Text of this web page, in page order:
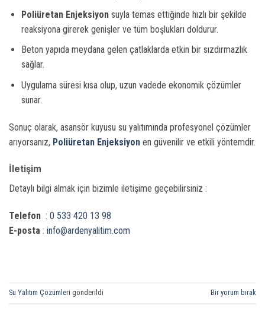
Poliüretan Enjeksiyonsuyla temas ettiğinde hızlı bir şekilde
reaksiyona girerek genişler ve tüm boşlukları doldurur.
Beton yapıda meydana gelen çatlaklarda etkin bir sızdırmazlık
sağlar.
Uygulama süresi kısa olup, uzun vadede ekonomik çözümler
sunar.
Sonuç olarak, asansör kuyusu su yalıtımında profesyonel çözümler
arıyorsanız, Poliüretan Enjeksiyon en güvenilir ve etkili yöntemdir.
İletişim
Detaylı bilgi almak için bizimle iletişime geçebilirsiniz :
Telefon : 0 533 420 13 98
E-posta : info@ardenyalitim.com
Su Yalıtım Çözümleri gönderildi Bir yorum bırak